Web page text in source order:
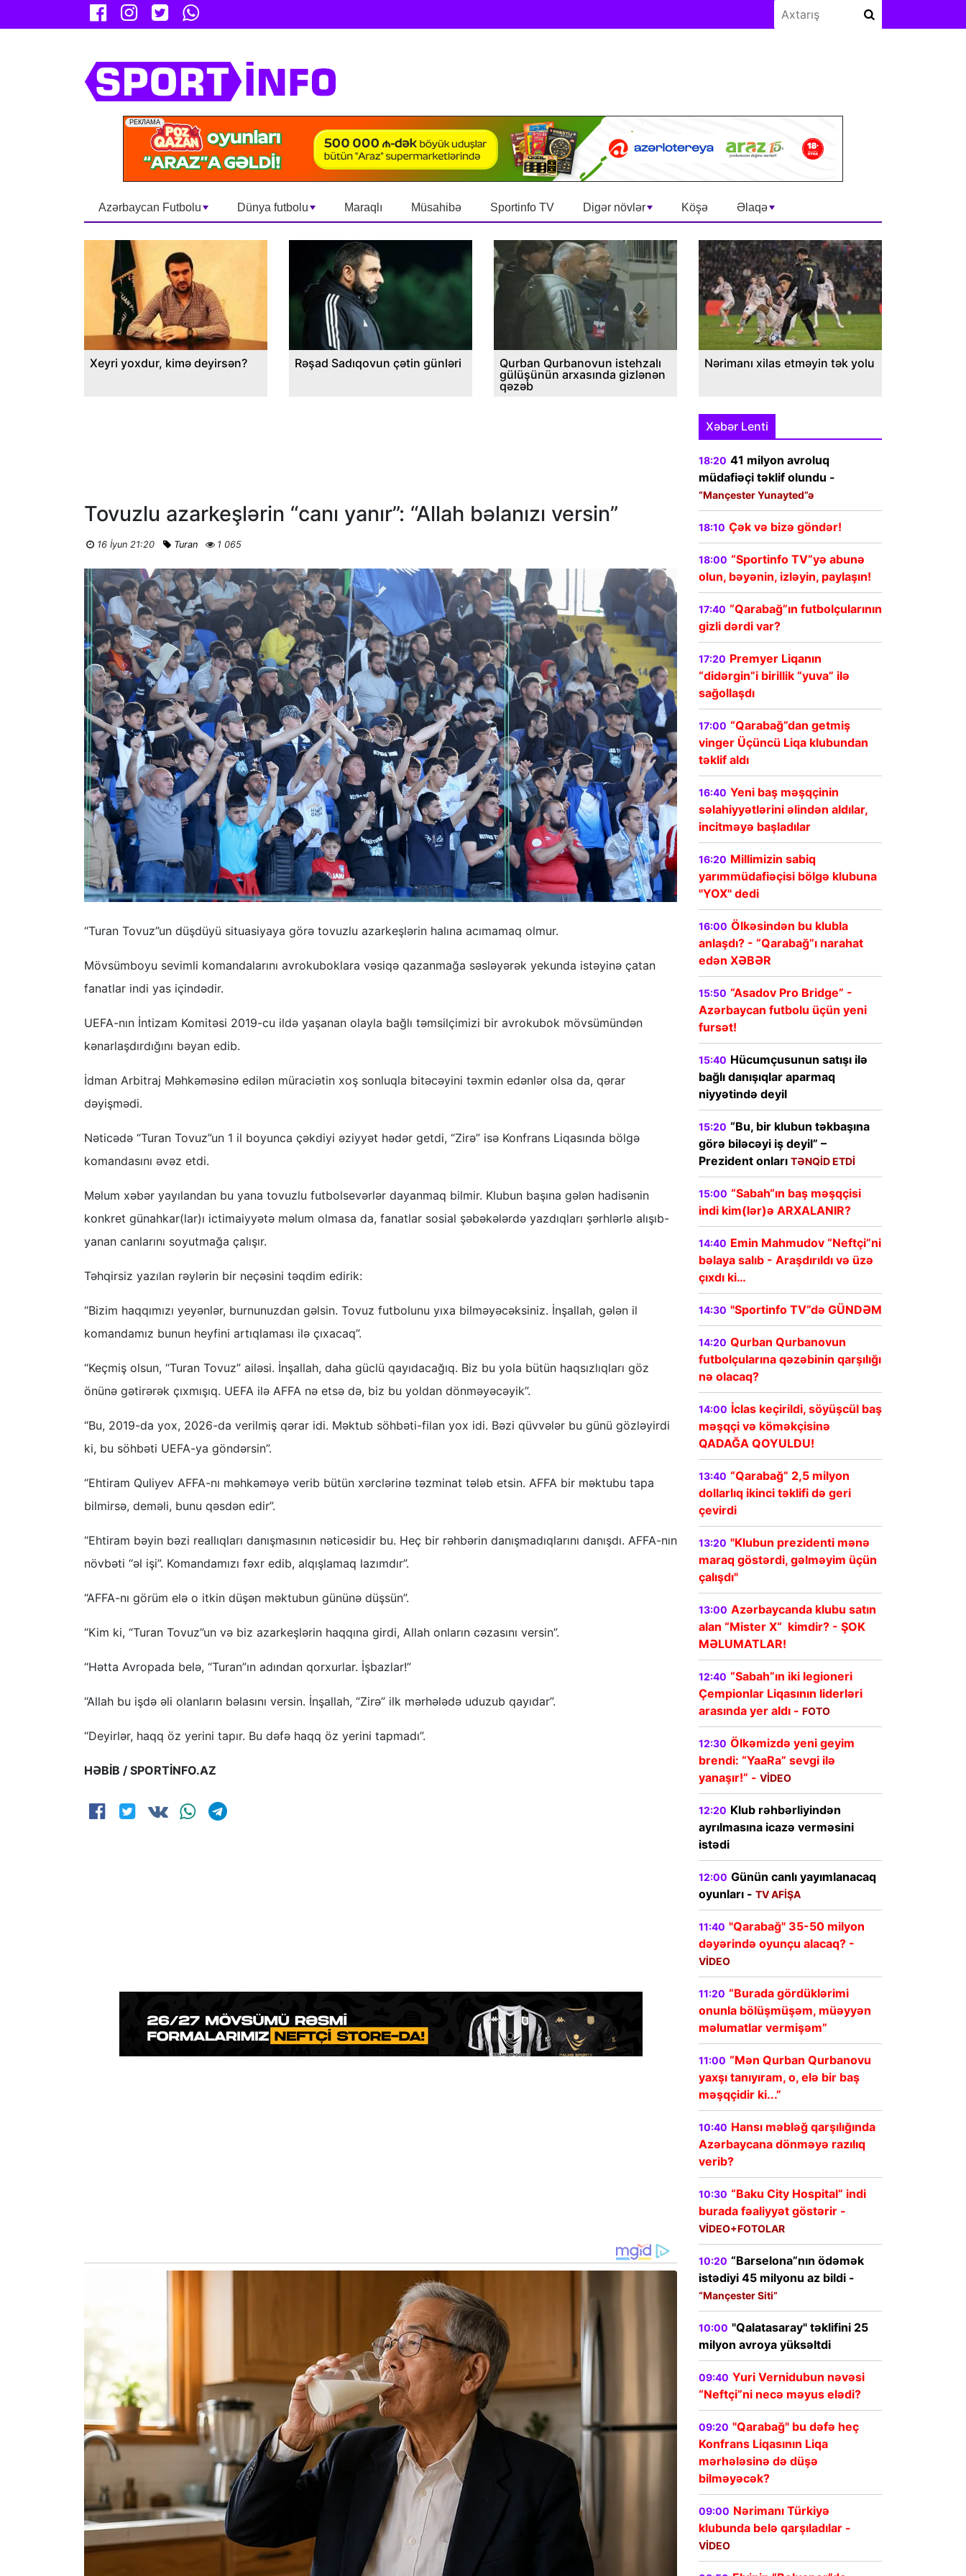
Azərbaycan Futbolu Dünya futbolu Maraqlı Müsahibə Sportinfo TV Digər növlər Köşə Əlaqə
Xeyri yoxdur, kimə deyirsən? Rəşad Sadıqovun çətin günləri
Qurban Qurbanovun istehzalı
gülüşünün arxasında gizlənən
qəzəb
Nərimanı xilas etməyin tək yolu
Tovuzlu azarkeşlərin “canı yanır”: “Allah bəlanızı versin”
16 İyun 21:20 Turan 1 065
“Turan Tovuz”un düşdüyü situasiyaya görə tovuzlu azarkeşlərin halına acımamaq olmur.
Mövsümboyu sevimli komandalarını avrokuboklara vəsiqə qazanmağa səsləyərək yekunda istəyinə çatan
fanatlar indi yas içindədir.
UEFA-nın İntizam Komitəsi 2019-cu ildə yaşanan olayla bağlı təmsilçimizi bir avrokubok mövsümündən
kənarlaşdırdığını bəyan edib.
İdman Arbitraj Məhkəməsinə edilən müraciətin xoş sonluqla bitəcəyini təxmin edənlər olsa da, qərar
dəyişmədi.
Nəticədə “Turan Tovuz”un 1 il boyunca çəkdiyi əziyyət hədər getdi, “Zirə” isə Konfrans Liqasında bölgə
komandasını əvəz etdi.
Məlum xəbər yayılandan bu yana tovuzlu futbolsevərlər dayanmaq bilmir. Klubun başına gələn hadisənin
konkret günahkar(lar)ı ictimaiyyətə məlum olmasa da, fanatlar sosial şəbəkələrdə yazdıqları şərhlərlə alışıb-
yanan canlarını soyutmağa çalışır.
Təhqirsiz yazılan rəylərin bir neçəsini təqdim edirik:
“Bizim haqqımızı yeyənlər, burnunuzdan gəlsin. Tovuz futbolunu yıxa bilməyəcəksiniz. İnşallah, gələn il
komandamız bunun heyfini artıqlaması ilə çıxacaq”.
“Keçmiş olsun, “Turan Tovuz” ailəsi. İnşallah, daha güclü qayıdacağıq. Biz bu yola bütün haqsızlıqları göz
önünə gətirərək çıxmışıq. UEFA ilə AFFA nə etsə də, biz bu yoldan dönməyəcəyik”.
“Bu, 2019-da yox, 2026-da verilmiş qərar idi. Məktub söhbəti-filan yox idi. Bəzi qüvvələr bu günü gözləyirdi
ki, bu söhbəti UEFA-ya göndərsin”.
“Ehtiram Quliyev AFFA-nı məhkəməyə verib bütün xərclərinə təzminat tələb etsin. AFFA bir məktubu tapa
bilmirsə, deməli, bunu qəsdən edir”.
“Ehtiram bəyin bəzi reallıqları danışmasının nəticəsidir bu. Heç bir rəhbərin danışmadıqlarını danışdı. AFFA-nın
növbəti “əl işi”. Komandamızı fəxr edib, alqışlamaq lazımdır”.
“AFFA-nı görüm elə o itkin düşən məktubun gününə düşsün”.
“Kim ki, “Turan Tovuz”un və biz azarkeşlərin haqqına girdi, Allah onların cəzasını versin”.
“Hətta Avropada belə, “Turan”ın adından qorxurlar. İşbazlar!”
“Allah bu işdə əli olanların bəlasını versin. İnşallah, “Zirə” ilk mərhələdə uduzub qayıdar”.
“Deyirlər, haqq öz yerini tapır. Bu dəfə haqq öz yerini tapmadı”.
HƏBİB / SPORTİNFO.AZ
Xəbər Lenti
18:20 41 milyon avroluq
müdafiəçi təklif olundu -
“Mançester Yunayted”ə
18:10 Çək və bizə göndər!
18:00 “Sportinfo TV”yə abunə
olun, bəyənin, izləyin, paylaşın!
17:40 “Qarabağ”ın futbolçularının
gizli dərdi var?
17:20 Premyer Liqanın
“didərgin”i birillik “yuva” ilə
sağollaşdı
17:00 “Qarabağ”dan getmiş
vinger Üçüncü Liqa klubundan
təklif aldı
16:40 Yeni baş məşqçinin
səlahiyyətlərini əlindən aldılar,
incitməyə başladılar
16:20 Millimizin sabiq
yarımmüdafiəçisi bölgə klubuna
"YOX" dedi
16:00 Ölkəsindən bu klubla
anlaşdı? - “Qarabağ”ı narahat
edən XƏBƏR
15:50 “Asadov Pro Bridge” -
Azərbaycan futbolu üçün yeni
fursət!
15:40 Hücumçusunun satışı ilə
bağlı danışıqlar aparmaq
niyyətində deyil
15:20 “Bu, bir klubun təkbaşına
görə biləcəyi iş deyil” –
Prezident onları TƏNQİD ETDİ
15:00 “Sabah“ın baş məşqçisi
indi kim(lər)ə ARXALANIR?
14:40 Emin Mahmudov “Neftçi”ni
bəlaya salıb - Araşdırıldı və üzə
çıxdı ki…
14:30 "Sportinfo TV”də GÜNDƏM
14:20 Qurban Qurbanovun
futbolçularına qəzəbinin qarşılığı
nə olacaq?
14:00 İclas keçirildi, söyüşcül baş
məşqçi və köməkçisinə
QADAĞA QOYULDU!
13:40 “Qarabağ” 2,5 milyon
dollarlıq ikinci təklifi də geri
çevirdi
13:20 "Klubun prezidenti mənə
maraq göstərdi, gəlməyim üçün
çalışdı"
13:00 Azərbaycanda klubu satın
alan “Mister X“ kimdir? - ŞOK
MƏLUMATLAR!
12:40 “Sabah”ın iki legioneri
Çempionlar Liqasının liderləri
arasında yer aldı - FOTO
12:30 Ölkəmizdə yeni geyim
brendi: “YaaRa” sevgi ilə
yanaşır!” - VİDEO
12:20 Klub rəhbərliyindən
ayrılmasına icazə verməsini
istədi
12:00 Günün canlı yayımlanacaq
oyunları - TV AFİŞA
11:40 "Qarabağ" 35-50 milyon
dəyərində oyunçu alacaq? -
VİDEO
11:20 “Burada gördüklərimi
onunla bölüşmüşəm, müəyyən
məlumatlar vermişəm”
11:00 “Mən Qurban Qurbanovu
yaxşı tanıyıram, o, elə bir baş
məşqçidir ki...”
10:40 Hansı məbləğ qarşılığında
Azərbaycana dönməyə razılıq
verib?
10:30 “Baku City Hospital” indi
burada fəaliyyət göstərir -
VİDEO+FOTOLAR
10:20 “Barselona”nın ödəmək
istədiyi 45 milyonu az bildi -
“Mançester Siti”
10:00 "Qalatasaray" təklifini 25
milyon avroya yüksəltdi
09:40 Yuri Vernidubun nəvəsi
“Neftçi”ni necə məyus elədi?
09:20 "Qarabağ" bu dəfə heç
Konfrans Liqasının Liqa
mərhələsinə də düşə
bilməyəcək?
09:00 Nərimanı Türkiyə
klubunda belə qarşıladılar -
VİDEO